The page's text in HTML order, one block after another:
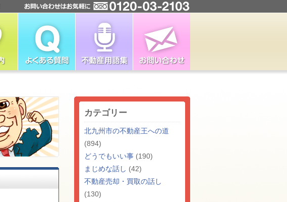
カテゴリー
北九州市の不動産王への道
(894)
どうでもいい事 (190)
まじめな話し (42)
不動産売却・買取の話し
(130)